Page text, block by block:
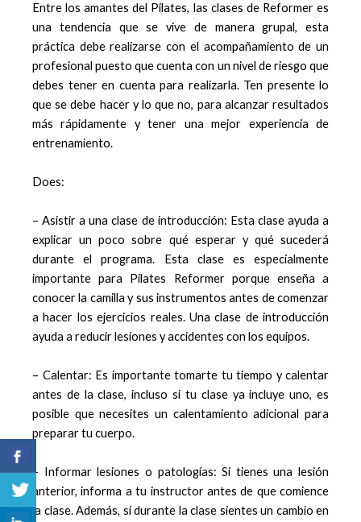
Entre los amantes del Pilates, las clases de Reformer es
una tendencia que se vive de manera grupal, esta
práctica debe realizarse con el acompañamiento de un
profesional puesto que cuenta con un nivel de riesgo que
debes tener en cuenta para realizarla. Ten presente lo
que se debe hacer y lo que no, para alcanzar resultados
más rápidamente y tener una mejor experiencia de
entrenamiento.
Does:
– Asistir a una clase de introducción: Esta clase ayuda a
explicar un poco sobre qué esperar y qué sucederá
durante el programa. Esta clase es especialmente
importante para Pilates Reformer porque enseña a
conocer la camilla y sus instrumentos antes de comenzar
a hacer los ejercicios reales. Una clase de introducción
ayuda a reducir lesiones y accidentes con los equipos.
– Calentar: Es importante tomarte tu tiempo y calentar
antes de la clase, incluso si tu clase ya incluye uno, es
posible que necesites un calentamiento adicional para
preparar tu cuerpo.
– Informar lesiones o patologías: Si tienes una lesión
anterior, informa a tu instructor antes de que comience
la clase. Además, si durante la clase sientes un cambio en